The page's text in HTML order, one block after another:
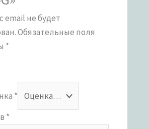
email не будет
Обязательные поля
*
*
*